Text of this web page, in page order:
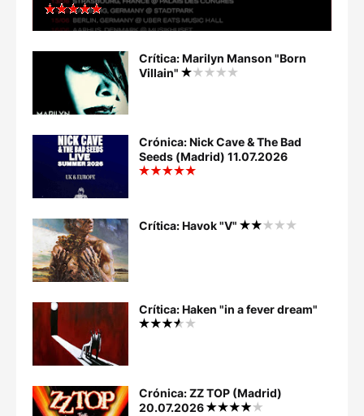
Crítica: Marilyn Manson "Born
Villain"
Crónica: Nick Cave & The Bad
Seeds (Madrid) 11.07.2026
Crítica: Havok "V"
Crítica: Haken "in a fever dream"
Crónica: ZZ TOP (Madrid)
20.07.2026